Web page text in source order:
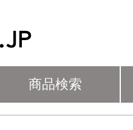
商品検索